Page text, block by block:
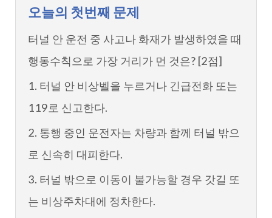
오늘의 첫번째 문제
터널 안 운전 중 사고나 화재가 발생하였을 때
행동수칙으로 가장 거리가 먼 것은? [2점]
1. 터널 안 비상벨을 누르거나 긴급전화 또는
119로 신고한다.
2. 통행 중인 운전자는 차량과 함께 터널 밖으
로 신속히 대피한다.
3. 터널 밖으로 이동이 불가능할 경우 갓길 또
는 비상주차대에 정차한다.